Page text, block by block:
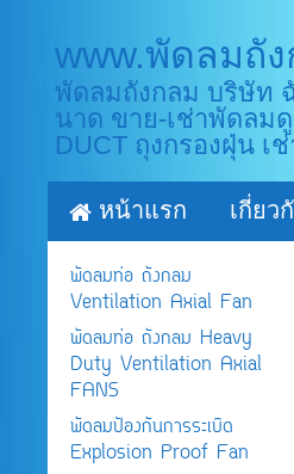
www.พัดลมถั
พัดลมถังกลม บริษัท
นาด ขาย-เช่าพัดลม
DUCT ถุงกรองฝุ่น
หน้าแรก เกี่ยว
พัดลมท่อ ถังกลม
Ventilation Axial Fan
พัดลมท่อ ถังกลม Heavy
Duty Ventilation Axial
FANS
พัดลมป้องกันการระเบิด
Explosion Proof Fan